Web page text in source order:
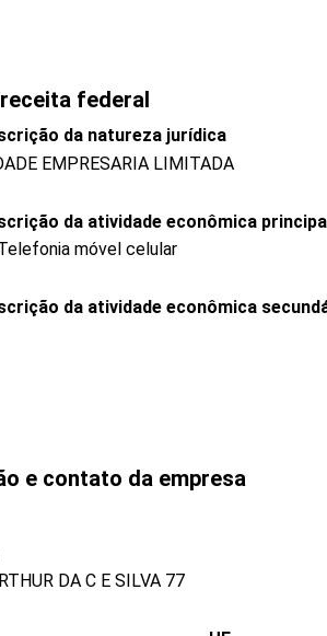
federal
da natureza jurídica
EMPRESARIA LIMITADA
da atividade econômica
móvel celular
da atividade econômica
e contato da empresa
DA C E SILVA 77